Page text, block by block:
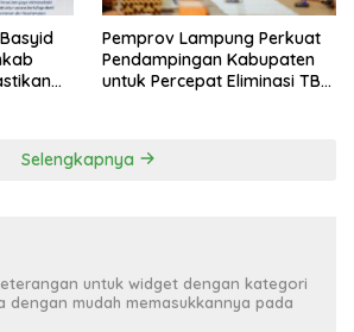
Pemprov Lampung Perkuat
Pendampingan Kabupaten
untuk Percepat Eliminasi TBC
Selengkapnya
untuk widget dengan kategori
mudah memasukkannya pada